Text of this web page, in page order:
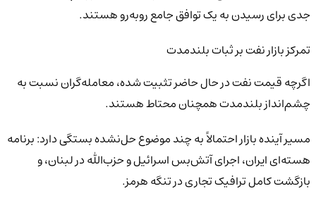
جدی برای رسیدن به یک توافق جامع روبه‌رو هستند.
تمرکز بازار نفت بر ثبات بلندمدت
اگرچه قیمت نفت در حال حاضر تثبیت شده، معامله‌گران نسبت به
چشم‌انداز بلندمدت همچنان محتاط هستند.
مسیر آینده بازار احتمالاً به چند موضوع حل‌نشده بستگی دارد: برنامه
هسته‌ای ایران، اجرای آتش‌بس اسرائیل و حزب‌الله در لبنان، و
بازگشت کامل ترافیک تجاری در تنگه هرمز.